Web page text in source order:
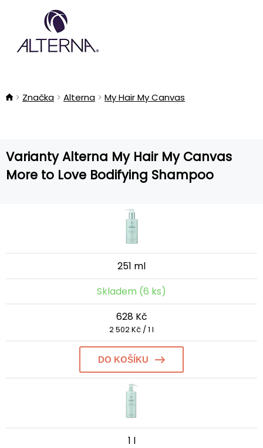
Značka Alterna My Hair My Canvas
Varianty Alterna My Hair My Canvas
More to Love Bodifying Shampoo
251 ml
Skladem (6 ks)
628 Kč
2 502 Kč / 1 l
DO KOŠÍKU
1 l